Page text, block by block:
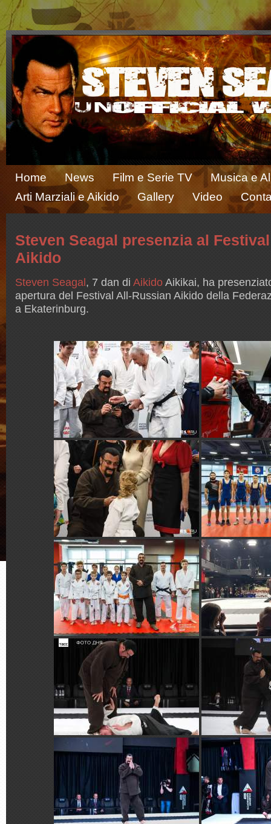
Home News Film e Serie TV
Musica e
Arti Marziali e Aikido
Gallery Video
Steven Seagal presenzia al
Aikido
Steven Seagal, 7 dan di AikidoAikikai, ha
apertura del Festival All-Russian Aikido della
a Ekaterinburg.